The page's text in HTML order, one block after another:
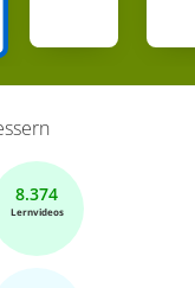
8.374
Lernvideos